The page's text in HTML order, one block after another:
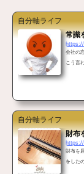
自分軸ライフ
常識
会社の
こう言
るって
自分軸ライフ
財布
財布を
をした